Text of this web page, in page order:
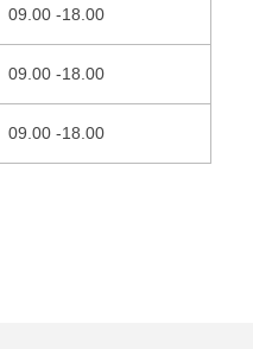
09.00 -18.00
09.00 -18.00
09.00 -18.00